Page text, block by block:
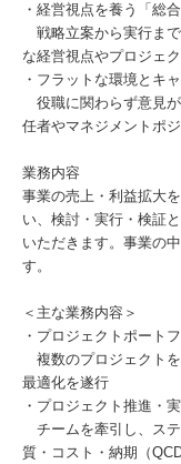
・経営視点を養う「総合
戦略立案から実行ま
な経営視点やプロジェ
・フラットな環境とキ
役職に関わらず意見
任者やマネジメントポ
業務内容
事業の売上・利益拡大
い、検討・実行・検証
いただきます。事業の
す。
＜主な業務内容＞
・プロジェクトポート
複数のプロジェクト
最適化を遂行
・プロジェクト推進・
チームを牽引し、ス
質・コスト・納期（